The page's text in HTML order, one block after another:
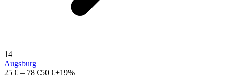
14
Augsburg
25 € – 78 €50 €+19%